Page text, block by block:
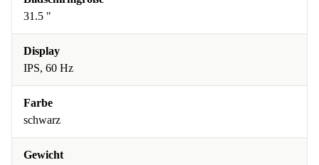
31.5 "
Display
IPS, 60 Hz
Farbe
schwarz
Gewicht